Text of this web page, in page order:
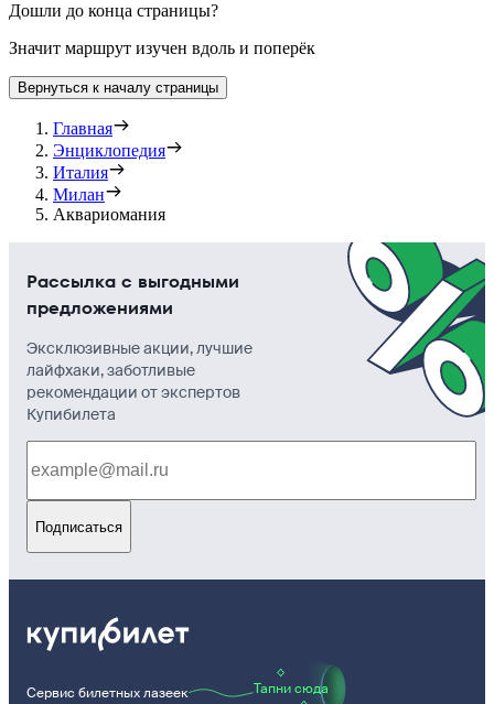
Дошли до конца страницы?
Значит маршрут изучен вдоль и поперёк
Вернуться к началу страницы
Главная
Энциклопедия
Италия
Милан
Аквариомания
Рассылка с выгодными
предложениями
Эксклюзивные акции, лучшие
лайфхаки, заботливые
рекомендации от экспертов
Купибилета
Подписаться
Сервис билетных лазеек Тапни сюда